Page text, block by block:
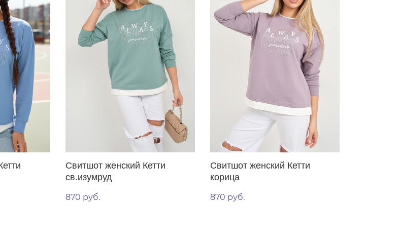
Свитшот женский Кетти
св.изумруд
870 руб.
Свитшот женский Кетти
корица
870 руб.